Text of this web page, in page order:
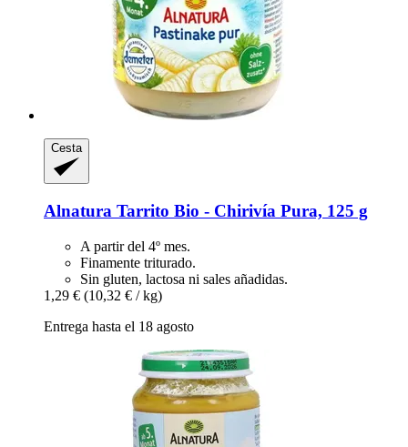
Cesta
Alnatura Tarrito Bio -​ Chirivía Pura, 125 g
A partir del 4º mes.
Finamente triturado.
Sin gluten, lactosa ni sales añadidas.
1,29 € (10,32 € / kg)
Entrega hasta el 18 agosto